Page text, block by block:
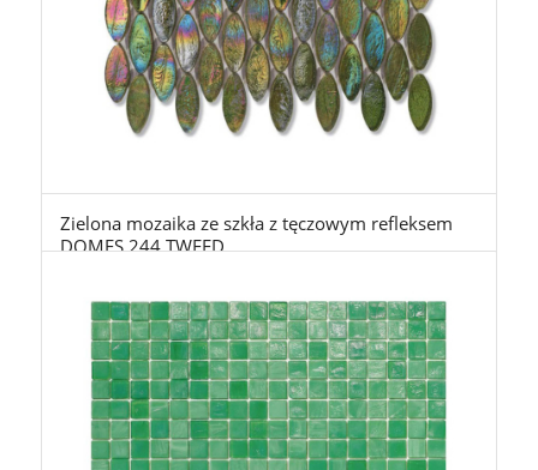
Zielona mozaika ze szkła z tęczowym refleksem
DOMES 244 TWEED